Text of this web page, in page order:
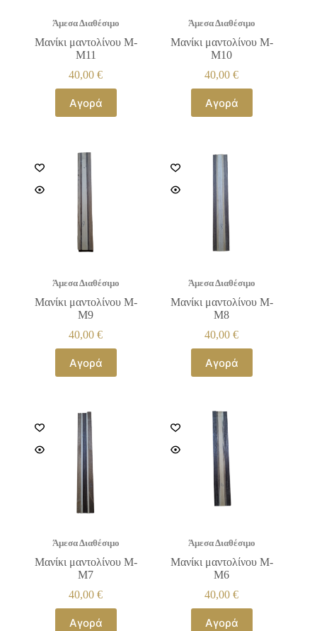
Άμεσα Διαθέσιμο
Μανίκι μαντολίνου Μ-
Μ11
40,00€
Αγορά
Άμεσα Διαθέσιμο
Μανίκι μαντολίνου Μ-
Μ10
40,00€
Αγορά
Άμεσα Διαθέσιμο
Μανίκι μαντολίνου Μ-
Μ9
40,00€
Αγορά
Άμεσα Διαθέσιμο
Μανίκι μαντολίνου Μ-
Μ8
40,00€
Αγορά
Άμεσα Διαθέσιμο
Μανίκι μαντολίνου Μ-
Μ7
40,00€
Αγορά
Άμεσα Διαθέσιμο
Μανίκι μαντολίνου Μ-
Μ6
40,00€
Αγορά